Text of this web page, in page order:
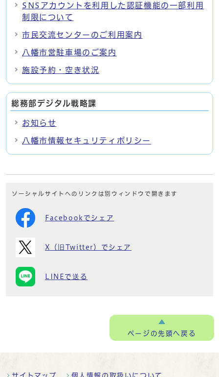
SNSアカウントを利用した認証機能の一部利用
制限について
市民交流センターのご利用案内
八幡市営駐車場のご案内
施設予約・空き状況
総務部デジタル戦略課
お知らせ
八幡市情報セキュリティポリシー
ソーシャルサイトへのリンクは別ウィンドウで開きます
Facebookでシェア
X（旧Twitter）でシェア
LINEで送る
ページの先頭へ戻る
サイトマップ 個人情報の取扱いについて